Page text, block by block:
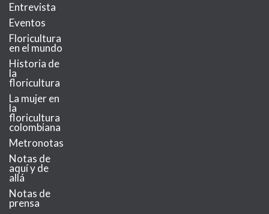
Entrevista
Eventos
Floricultura
en el mundo
Historia de
la
floricultura
La mujer en
la
floricultura
colombiana
Metronotas
Notas de
aquí y de
allá
Notas de
prensa